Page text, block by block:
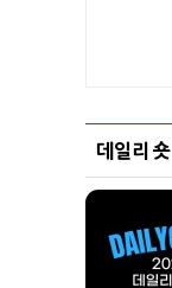
데일리 숏